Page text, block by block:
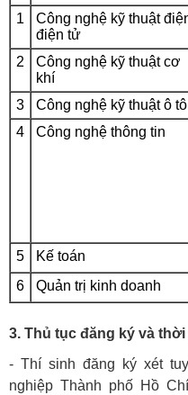
1
Công nghệ kỹ thuật
điện tử
2
Công nghệ kỹ thuật cơ
khí
3 Công nghệ kỹ thuật ô tô
4
Công nghệ thông tin
5 Kế toán
6 Quản trị kinh doanh
3. Thủ tục đăng ký và
- Thí sinh đăng ký xét
nghiệp Thành phố Hồ